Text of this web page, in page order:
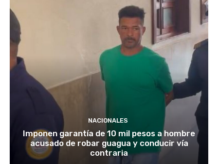
NACIONALES
Imponen garantía de 10 mil pesos a hombre
acusado de robar guagua y conducir vía
contraria